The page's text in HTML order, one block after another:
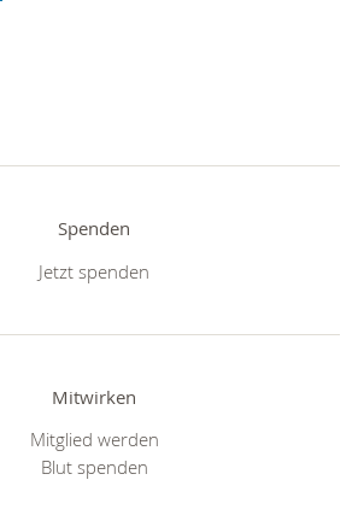
Spenden
Jetzt spenden
Mitwirken
Mitglied werden
Blut spenden